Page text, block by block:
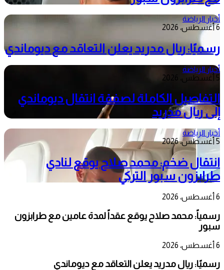
أخبار الرياضة
6 أغسطس، 2026
رسميًا: ريال مدريد يعلن التعاقد مع ديوماندي
أخبار الرياضة
5 أغسطس، 2026
التفاصيل الكاملة لصفقة انتقال ديوماندي
إلى ريال مدريد
أخبار الرياضة
5 أغسطس، 2026
انتقال ضخم: محمد صلاح يوقع لنادي
طرابزون سبور التركي
6 أغسطس، 2026
رسمياً: محمد صلاح يوقع عقداً لمدة عامين مع طرابزون
سبور
6 أغسطس، 2026
رسميًا: ريال مدريد يعلن التعاقد مع ديوماندي